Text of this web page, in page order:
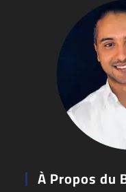
À Propos du